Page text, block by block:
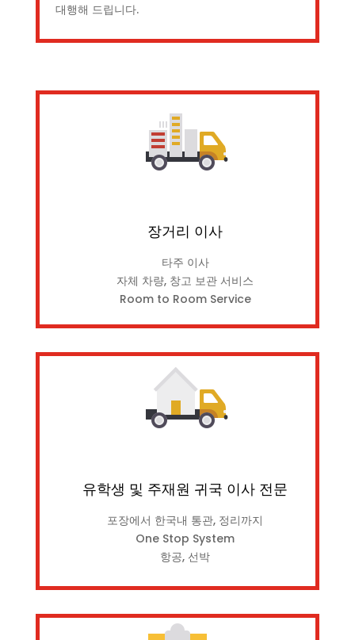
대행해 드립니다.
장거리 이사
타주 이사
자체 차량, 창고 보관 서비스
Room to Room Service
유학생 및 주재원 귀국 이사 전문
포장에서 한국내 통관, 정리까지
One Stop System
항공, 선박